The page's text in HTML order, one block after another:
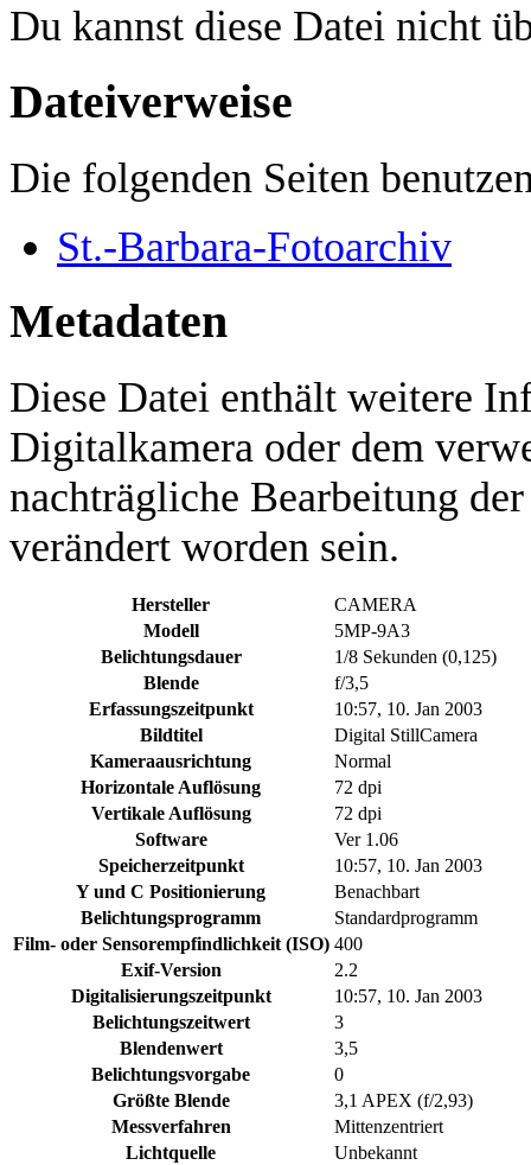
Du kannst diese Datei nicht
Dateiverweise
Die folgenden Seiten
St.-Barbara-Fotoarchiv
Metadaten
Diese Datei enthält weitere
Digitalkamera oder dem
nachträgliche Bearbeitung
verändert worden sein.
Hersteller
CAMERA
Modell
5MP-9A3
Belichtungsdauer
1/8 Sekunden (0,125)
Blende
f/3,5
Erfassungszeitpunkt
10:57, 10. Jan 2003
Bildtitel
Digital StillCamera
Kameraausrichtung
Normal
Horizontale Auflösung
72 dpi
Vertikale Auflösung
72 dpi
Software
Ver 1.06
Speicherzeitpunkt
10:57, 10. Jan 2003
Y und C Positionierung
Benachbart
Belichtungsprogramm
Standardprogramm
Film- oder Sensorempfindlichkeit (ISO) 400
Exif-Version
2.2
Digitalisierungszeitpunkt
10:57, 10. Jan 2003
Belichtungszeitwert
3
Blendenwert
3,5
Belichtungsvorgabe
0
Größte Blende
3,1 APEX (f/2,93)
Messverfahren
Mittenzentriert
Lichtquelle
Unbekannt